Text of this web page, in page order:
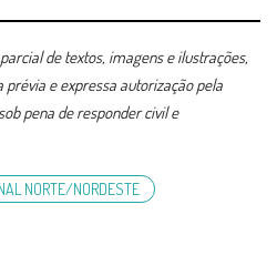
de textos, imagens e ilustrações,
e expressa autorização pela
pena de responder civil e
NORTE/NORDESTE